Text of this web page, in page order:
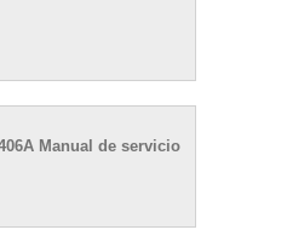
Manual de servicio